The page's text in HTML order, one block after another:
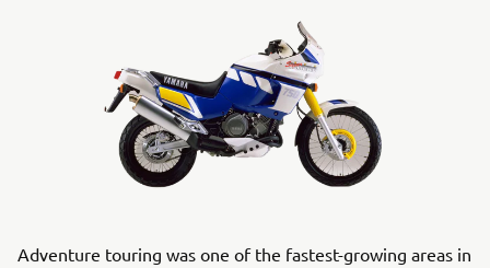
Adventure touring was one of the fastest-growing areas in